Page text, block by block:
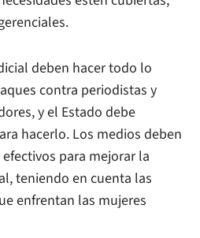
deben hacer todo lo
contra periodistas y
y el Estado debe
hacerlo. Los medios deben
para mejorar la
teniendo en cuenta las
enfrentan las mujeres